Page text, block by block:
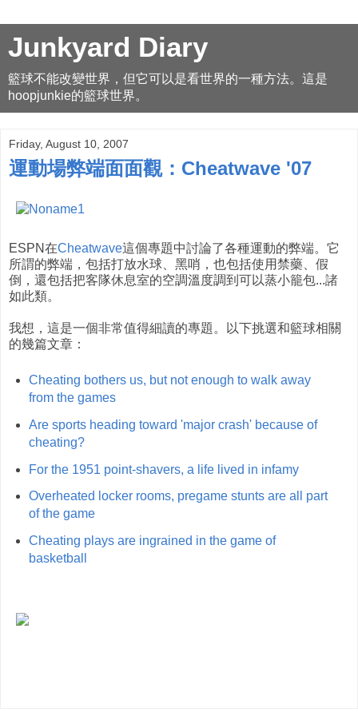
Junkyard Diary
籃球不能改變世界，但它可以是看世界的一種方法。這是
hoopjunkie的籃球世界。
Friday, August 10, 2007
運動場弊端面面觀：Cheatwave '07
ESPN在Cheatwave這個專題中討論了各種運動的弊端。它
所謂的弊端，包括打放水球、黑哨，也包括使用禁藥、假
倒，還包括把客隊休息室的空調溫度調到可以蒸小籠包...諸
如此類。
我想，這是一個非常值得細讀的專題。以下挑選和籃球相關
的幾篇文章：
Cheating bothers us, but not enough to walk away
from the games
Are sports heading toward 'major crash' because of
cheating?
For the 1951 point-shavers, a life lived in infamy
Overheated locker rooms, pregame stunts are all part
of the game
Cheating plays are ingrained in the game of
basketball